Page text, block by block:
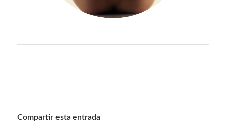
Compartir esta entrada